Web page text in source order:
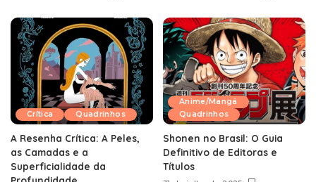
Crítica Quadrinhos
A Resenha Crítica: A Peles,
as Camadas e a
Superficialidade da
Anime/Mangá
Quadrinhos
Shonen no Brasil: O Guia
Definitivo de Editoras e
Títulos